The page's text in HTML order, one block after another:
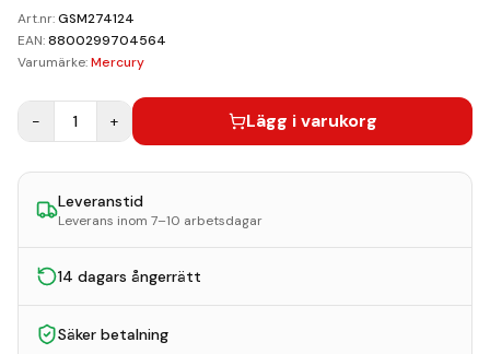
Art.nr:GSM274124
EAN:8800299704564
Varumärke:Mercury
− 1 + Lägg i varukorg
Leveranstid
Leverans inom 7–10 arbetsdagar
14 dagars ångerrätt
Säker betalning